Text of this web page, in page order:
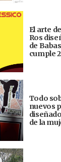
El arte
Ros
de
cumple
Todo
nuevos
de la